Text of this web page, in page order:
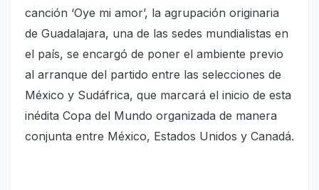
canción ‘Oye mi amor’, la agrupación originaria
de Guadalajara, una de las sedes mundialistas en
el país, se encargó de poner el ambiente previo
al arranque del partido entre las selecciones de
México y Sudáfrica, que marcará el inicio de esta
inédita Copa del Mundo organizada de manera
conjunta entre México, Estados Unidos y Canadá.